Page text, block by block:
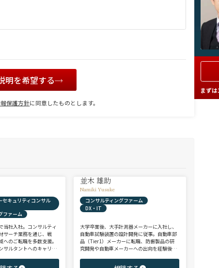
明を希望する
保護方針に同意したものとします。
セキュリティコンサル
ファーム
当社入社。コンサルティ
サーチ業務を通じ、戦
のご転職を多数支援。
サルタントへのキャリア
並木 雄助
Namiki Yusuke
コンサルティングファーム
DX・IT
大学卒業後、大手計測器メーカーに入社し、
自動車試験装置の設計開発に従事。自動車部
品（Tier1）メーカーに転職、防振製品の研
究開発や自動車メーカーへの出向を経験後、
まず